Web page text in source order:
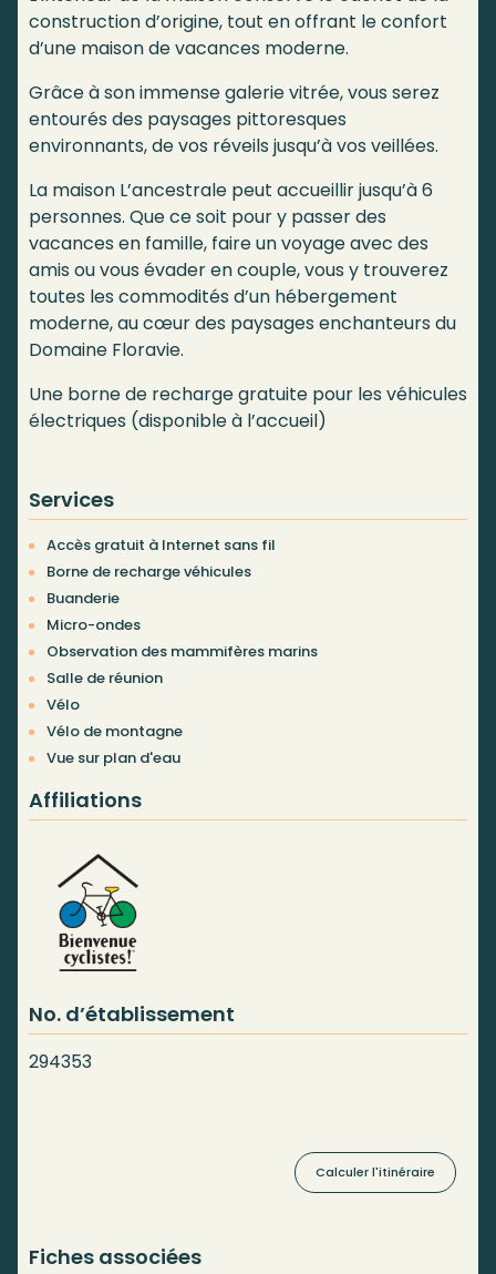
construction d’origine, tout en offrant le confort
d’une maison de vacances moderne.
Grâce à son immense galerie vitrée, vous serez
entourés des paysages pittoresques
environnants, de vos réveils jusqu’à vos veillées.
La maison L’ancestrale peut accueillir jusqu’à 6
personnes. Que ce soit pour y passer des
vacances en famille, faire un voyage avec des
amis ou vous évader en couple, vous y trouverez
toutes les commodités d’un hébergement
moderne, au cœur des paysages enchanteurs du
Domaine Floravie.
Une borne de recharge gratuite pour les véhicules
électriques (disponible à l’accueil)
Services
Accès gratuit à Internet sans fil
Borne de recharge véhicules
Buanderie
Micro-ondes
Observation des mammifères marins
Salle de réunion
Vélo
Vélo de montagne
Vue sur plan d'eau
Affiliations
No. d’établissement
294353
Calculer l'itinéraire
Fiches associées